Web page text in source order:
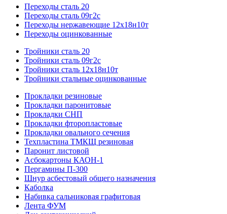
Переходы сталь 20
Переходы сталь 09г2с
Переходы нержавеющие 12х18н10т
Переходы оцинкованные
Тройники сталь 20
Тройники сталь 09г2с
Тройники сталь 12х18н10т
Тройники стальные оцинкованные
Прокладки резиновые
Прокладки паронитовые
Прокладки СНП
Прокладки фторопластовые
Прокладки овального сечения
Техпластина ТМКЩ резиновая
Паронит листовой
Асбокартоны КАОН-1
Пергамины П-300
Шнур асбестовый общего назначения
Каболка
Набивка сальниковая графитовая
Лента ФУМ